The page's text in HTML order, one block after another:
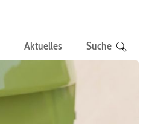
Aktuelles Suche